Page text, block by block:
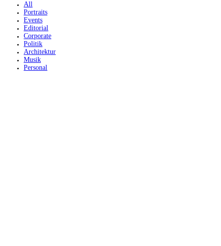
All
Portraits
Events
Editorial
Corporate
Politik
Architektur
Musik
Personal